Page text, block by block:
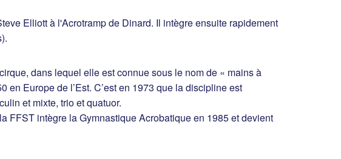
Elliott à l'Acrotramp de Dinard. Il intègre ensuite rapidement
dans lequel elle est connue sous le nom de « mains à
Europe de l’Est. C’est en 1973 que la discipline est
et mixte, trio et quatuor.
FFST intègre la Gymnastique Acrobatique en 1985 et devient